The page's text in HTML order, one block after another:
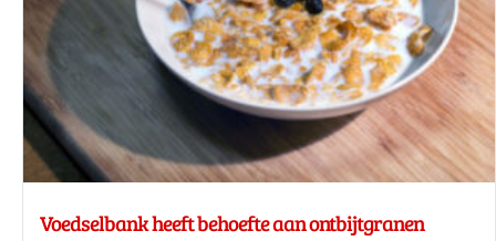
Voedselbank heeft behoefte aan ontbijtgranen